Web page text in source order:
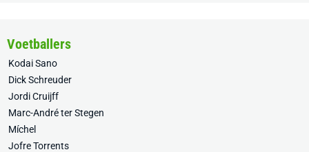
Voetballers
Kodai Sano
Dick Schreuder
Jordi Cruijff
Marc-André ter Stegen
Míchel
Jofre Torrents